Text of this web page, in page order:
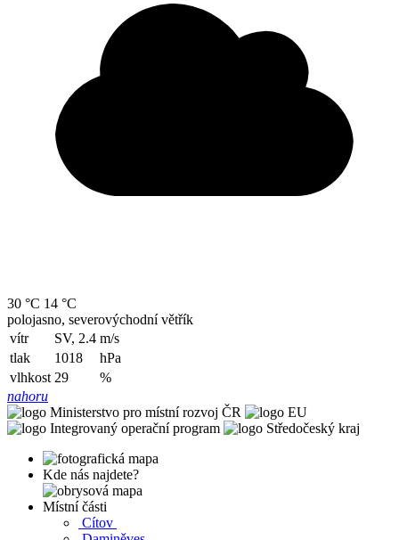
30 °C 14 °C
polojasno, severovýchodní větřík
vítr
SV, 2.4 m/s
tlak
1018
hPa
vlhkost 29
%
nahoru
Kde nás najdete?
Místní části
Cítov